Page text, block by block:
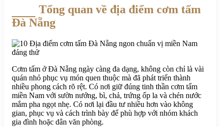
Tổng quan về địa điểm cơm tấm
Đà Nẵng
Cơm tấm ở Đà Nẵng ngày càng đa dạng, không còn chỉ là vài
quán nhỏ phục vụ món quen thuộc mà đã phát triển thành
nhiều phong cách rõ rệt. Có nơi giữ đúng tinh thần cơm tấm
miền Nam với sườn nướng, bì, chả, trứng ốp la và chén nước
mắm pha ngọt nhẹ. Có nơi lại đầu tư nhiều hơn vào không
gian, phục vụ và cách trình bày để phù hợp với nhóm khách
gia đình hoặc dân văn phòng.